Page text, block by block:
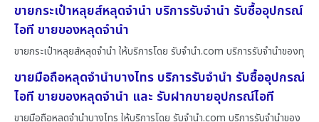
ขายกระเป๋าหลุยส์หลุดจำนำ บริการรับจำนำ รับซื้ออุปกรณ์
ไอที ขายของหลุดจำนำ
ขายกระเป๋าหลุยส์หลุดจำนำ ให้บริการโดย รับจํานํา.com บริการรับจำนำของทุ
ขายมือถือหลุดจำนำบางไทร บริการรับจำนำ รับซื้ออุปกรณ์
ไอที ขายของหลุดจำนำ และ รับฝากขายอุปกรณ์ไอที
ขายมือถือหลุดจำนำบางไทร ให้บริการโดย รับจํานํา.com บริการรับจำนำของ